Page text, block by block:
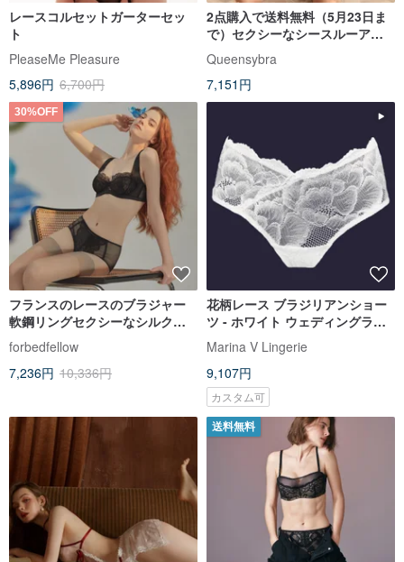
レースコルセットガーターセッ
ト
PleaseMe Pleasure
5,896円 6,700円
2点購入で送料無料（5月23日ま
で）セクシーなシースルーアイ
マスクセット
Queensybra
7,151円
30%OFF
フランスのレースのブラジャー
軟鋼リングセクシーなシルク快
適な通気性のある夏の下着パン
ティセット
forbedfellow
7,236円 10,336円
花柄レース ブラジリアンショー
ツ - ホワイト ウェディングラン
ジェリー - ブライダル セクシー
ランジェリー
Marina V Lingerie
9,107円
カスタム可
送料無料